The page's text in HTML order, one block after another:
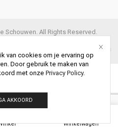
Schouwen. All Rights Reserved.
Winkelwagen
van cookies om je ervaring op
Door gebruik te maken van
met onze Privacy Policy.
AKKOORD